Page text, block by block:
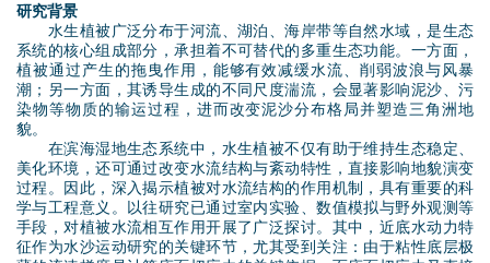
研究背景
水生植被广泛分布于河流、湖泊、海岸带等自然水域，是生态
系统的核心组成部分，承担着不可替代的多重生态功能。一方面，
植被通过产生的拖曳作用，能够有效减缓水流、削弱波浪与风暴
潮；另一方面，其诱导生成的不同尺度湍流，会显著影响泥沙、污
染物等物质的输运过程，进而改变泥沙分布格局并塑造三角洲地
貌。
在滨海湿地生态系统中，水生植被不仅有助于维持生态稳定、
美化环境，还可通过改变水流结构与紊动特性，直接影响地貌演变
过程。因此，深入揭示植被对水流结构的作用机制，具有重要的科
学与工程意义。以往研究已通过室内实验、数值模拟与野外观测等
手段，对植被水流相互作用开展了广泛探讨。其中，近底水动力特
征作为水沙运动研究的关键环节，尤其受到关注：由于粘性底层极